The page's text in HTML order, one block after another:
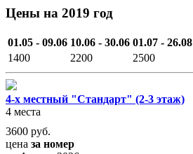
Цены на 2019 год
01.05 - 09.06 10.06 - 30.06 01.07 - 26.08
1400
2200 2500
4-х местный "Стандарт" (2-3 этаж)
4 места
3600 руб.
цена за номер